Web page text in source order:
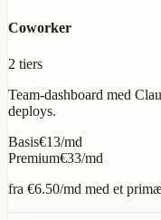
Coworker
2 tiers
Team-dashboard med
deploys.
Basis€13/md
Premium€33/md
fra €6.50/md med et